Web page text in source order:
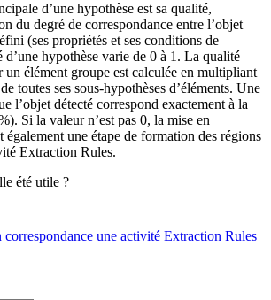
d’une hypothèse est sa qualité,
du degré de correspondance entre l’objet
(ses propriétés et ses conditions de
hypothèse varie de 0 à 1. La qualité
un élément groupe est calculée en multipliant
toutes ses sous‑hypothèses d’éléments. Une
l’objet détecté correspond exactement à la
Si la valeur n’est pas 0, la mise en
également une étape de formation des régions
Extraction Rules.
été utile ?
correspondance une activité Extraction Rules